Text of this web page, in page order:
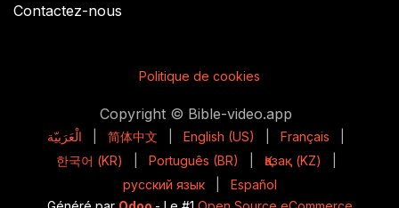
Contactez-nous
Politique de cookies
Copyright © Bible-video.app
الْعَرَبيّة 简体中文 English (US) Français
한국어 (KR)
Português (BR) Қазақ (KZ)
русский язык
Español